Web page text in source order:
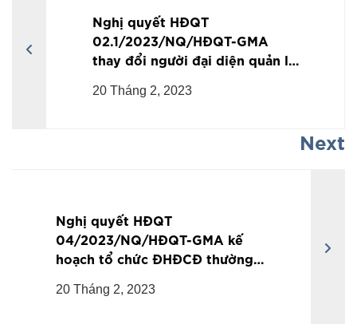
Nghị quyết HĐQT
02.1/2023/NQ/HĐQT-GMA
thay đổi người đại diện quản lý
20 Tháng 2, 2023
Next
Nghị quyết HĐQT
04/2023/NQ/HĐQT-GMA kế
hoạch tổ chức ĐHĐCĐ thường
20 Tháng 2, 2023